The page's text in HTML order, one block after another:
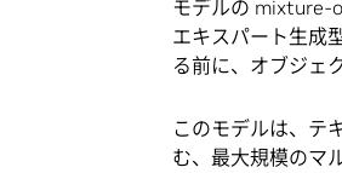
モデルの mixture-
エキスパート生成
る前に、オブジェ
このモデルは、テ
む、最大規模のマ